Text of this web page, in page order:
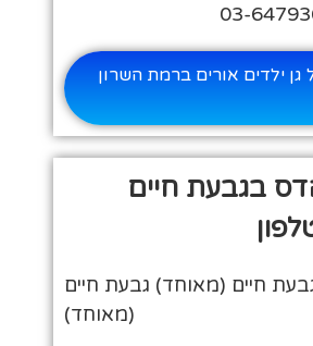
ילדים אורים ברמת השרון
בגבעת חיים
חיים (מאוחד) גבעת חיים
(מאוחד)